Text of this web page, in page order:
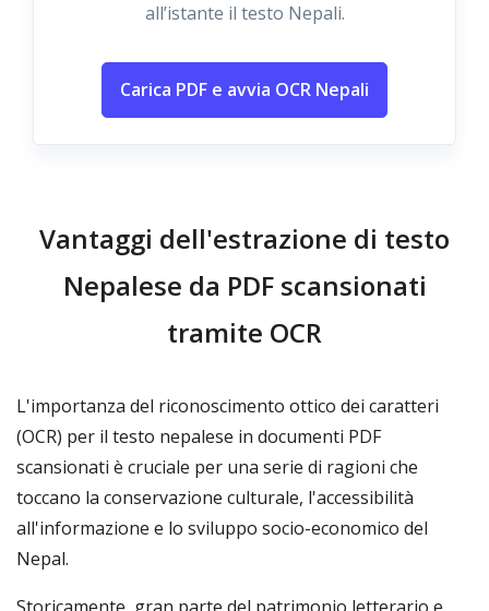
all’istante il testo Nepali.
Carica PDF e avvia OCR Nepali
Vantaggi dell'estrazione di testo
Nepalese da PDF scansionati
tramite OCR
L'importanza del riconoscimento ottico dei caratteri
(OCR) per il testo nepalese in documenti PDF
scansionati è cruciale per una serie di ragioni che
toccano la conservazione culturale, l'accessibilità
all'informazione e lo sviluppo socio-economico del
Nepal.